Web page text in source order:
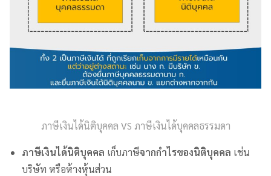
ภาษีเงินได้นิติบุคคล VS ภาษีเงินได้บุคคลธรรมดา
ภาษีเงินได้นิติบุคคล เก็บภาษีจากกำไรของนิติบุคคล เช่น
บริษัท หรือห้างหุ้นส่วน